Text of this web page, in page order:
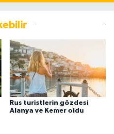
Rus turistlerin gözdesi
Alanya ve Kemer oldu